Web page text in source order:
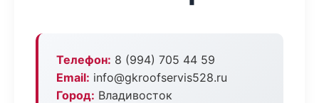
Телефон: 8 (994) 705 44 59
Email: info@gkroofservis528.ru
Город: Владивосток